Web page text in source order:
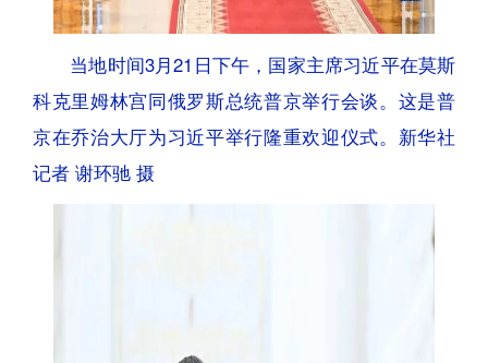
当地时间3月21日下午，国家主席习近平在莫斯
科克里姆林宫同俄罗斯总统普京举行会谈。这是普
京在乔治大厅为习近平举行隆重欢迎仪式。新华社
记者 谢环驰 摄